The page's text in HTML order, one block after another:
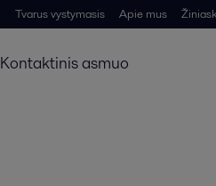
Tvarus vystymasis Apie mus
Kontaktinis asmuo